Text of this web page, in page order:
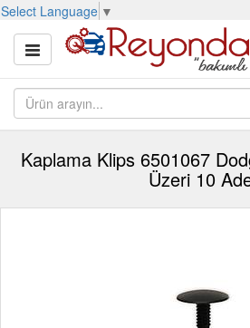
Select Language ▼
Kaplama Klips 6501067
Üzeri 10